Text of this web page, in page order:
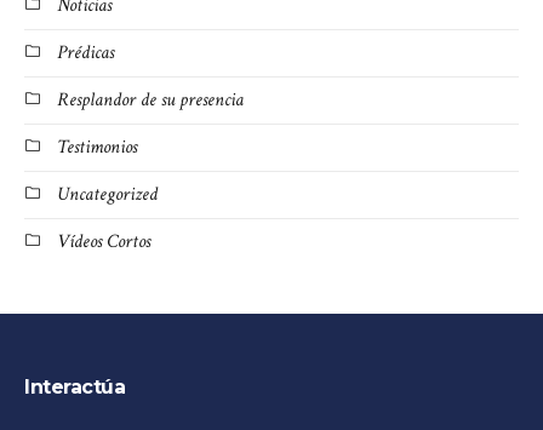
Noticias
Prédicas
Resplandor de su presencia
Testimonios
Uncategorized
Vídeos Cortos
Interactúa